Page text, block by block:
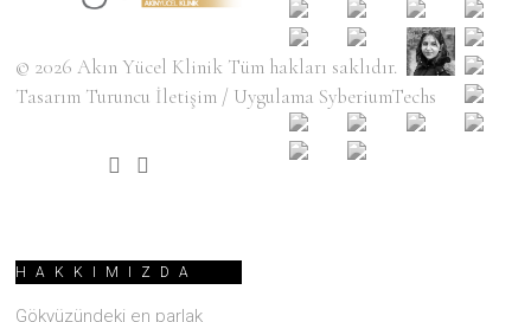
© 2026Akın Yücel Klinik Tüm hakları saklıdır.
Tasarım Turuncu İletişim / Uygulama SyberiumTechs
HAKKIMIZDA
Gökyüzündeki en parlak